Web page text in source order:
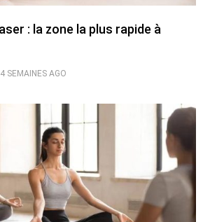
: la zone la plus rapide à
4 SEMAINES AGO